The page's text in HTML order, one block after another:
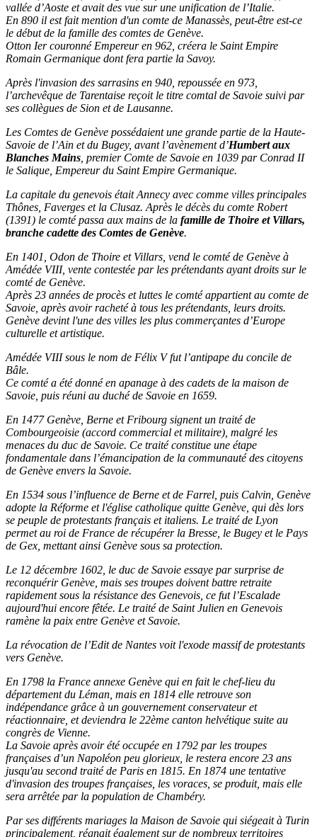
vallée d’Aoste et avait des vue sur une unification de l’Italie.
En 890 il est fait mention d'un comte de Manassès, peut-être est-ce
le début de la famille des comtes de Genève.
Otton Ier couronné Empereur en 962, créera le Saint Empire
Romain Germanique dont fera partie la Savoy.
Après l'invasion des sarrasins en 940 , repoussée en 973,
l’archevêque de Tarentaise reçoit le titre comtal de Savoie suivi par
ses collègues de Sion et de Lausanne.
Les Comtes de Genève possédaient une grande partie de la Haute-
Savoie de l’Ain et du Bugey, avant l’avènement d’Humbert aux
Blanches Mains , premier Comte de Savoie en 1039 par Conrad II
le Salique, Empereur du Saint Empire Germanique.
La capitale du genevois était Annecy avec comme villes principales
Thônes, Faverges et la Clusaz. Après le décès du comte Robert
(1391) le comté passa aux mains de la famille de Thoire et Villars,
branche cadette des Comtes de Genève.
En 1401, Odon de Thoire et Villars, vend le comté de Genève à
Amédée VIII, vente contestée par les prétendants ayant droits sur le
comté de Genève.
Après 23 années de procès et luttes le comté appartient au comte de
Savoie, après avoir racheté à tous les prétendants, leurs droits.
Genève devint l'une des villes les plus commerçantes d’Europe
culturelle et artistique.
Amédée VIII sous le nom de Félix V fut l’antipape du concile de
Bâle.
Ce comté a été donné en apanage à des cadets de la maison de
Savoie, puis réuni au duché de Savoie en 1659.
En 1477 Genève, Berne et Fribourg signent un traité de
Combourgeoisie (accord commercial et militaire), malgré les
menaces du duc de Savoie. Ce traité constitue une étape
fondamentale dans l’émancipation de la communauté des citoyens
de Genève envers la Savoie.
En 1534 sous l’influence de Berne et de Farrel, puis Calvin, Genève
adopte la Réforme et l'église catholique quitte Genève , qui dès lors
se peuple de protestants français et italiens. Le traité de Lyon
permet au roi de France de récupérer la Bresse, le Bugey et le Pays
de Gex , mettant ainsi Genève sous sa protection.
Le 12 décembre 1602 , le duc de Savoie essaye par surprise de
reconquérir Genève, mais ses troupes doivent battre retraite
rapidement sous la résistance des Genevois, ce fut l’Escalade
aujourd'hui encore fêtée. Le traité de Saint Julien en Genevois
ramène la paix entre Genève et Savoie.
La révocation de l’Edit de Nantes voit l'exode massif de protestants
vers Genève.
En 1798 la France annexe Genève qui en fait le chef-lieu du
département du Léman, mais en 1814 elle retrouve son
indépendance grâce à un gouvernement conservateur et
réactionnaire, et deviendra le 22ème canton helvétique suite au
congrès de Vienne.
La Savoie après avoir été occupée en 1792 par les troupes
françaises d’un Napoléon peu glorieux, le restera encore 23 ans
jusqu'au second traité de Paris en 1815. En 1874 une tentative
d'invasion des troupes françaises, les voraces, se produit, mais elle
sera arrêtée par la population de Chambéry.
Par ses différents mariages la Maison de Savoie qui siégeait à Turin
principalement, régnait également sur de nombreux territoires